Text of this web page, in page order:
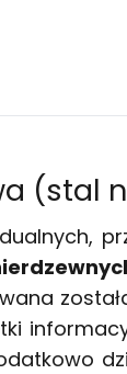
(stal